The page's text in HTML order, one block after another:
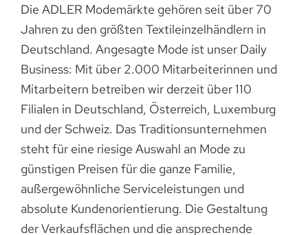
Die ADLER Modemärkte gehören seit über 70
Jahren zu den größten Textileinzelhändlern in
Deutschland. Angesagte Mode ist unser Daily
Business: Mit über 2.000 Mitarbeiterinnen und
Mitarbeitern betreiben wir derzeit über 110
Filialen in Deutschland, Österreich, Luxemburg
und der Schweiz. Das Traditionsunternehmen
steht für eine riesige Auswahl an Mode zu
günstigen Preisen für die ganze Familie,
außergewöhnliche Serviceleistungen und
absolute Kundenorientierung. Die Gestaltung
der Verkaufsflächen und die ansprechende